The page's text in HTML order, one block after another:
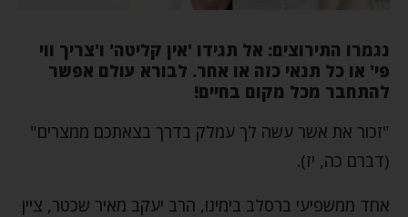
נגמרו התירוצים: אל תגידו 'אין קליטה' ו'צריך ווי
פי' או כל תנאי כזה או אחר. לבורא עולם אפשר
להתחבר מכל מקום בחיים!
"זכור את אשר עשה לך עמלק בדרך בצאתכם ממצרים"
(דברם כה, יז).
אחד ממשפיעי ברסלב בימינו, הרב יעקב מאיר שכטר, ציין